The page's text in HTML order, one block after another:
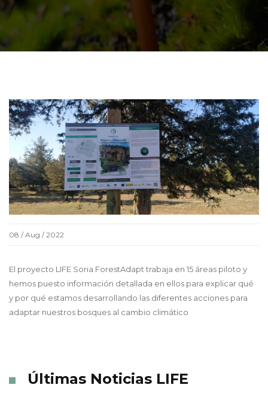
08 / Aug / 2022
El proyecto LIFE Soria ForestAdapt trabaja en 15 áreas piloto y
hemos puesto información detallada en ellos para explicar qué
y por qué estamos desarrollando las diferentes acciones para
adaptar nuestros bosques al cambio climático
Últimas Noticias LIFE